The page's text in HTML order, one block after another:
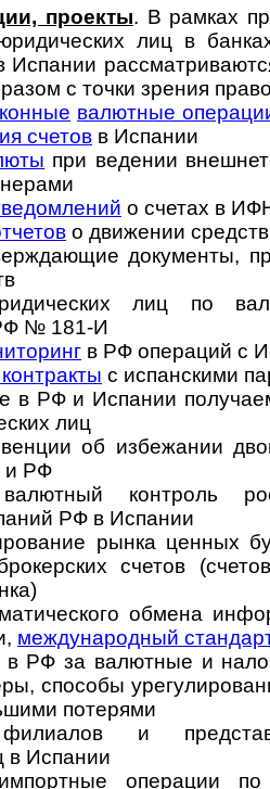
проекты. В рамках
лиц в
Испании
с точки зрения
валютные
счетов в Испании
при ведении
о счетах в
о движении
документы,
лиц по
№ 181-И
в РФ операций с
с испанскими
в РФ и Испании
лиц
об избежании
и РФ
контроль
РФ в Испании
рынка ценных
счетов
обмена
международный
в РФ за валютные и
способы
потерями
и
в Испании
операции